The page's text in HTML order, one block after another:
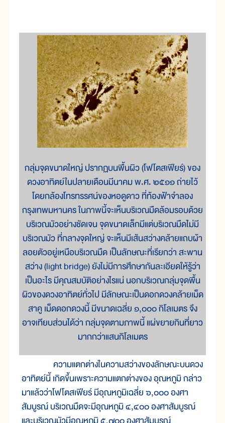
กลุ่มจุดขนาดใหญ่ ปรากฏบนพื้นผิว (โฟโตสเฟียร์) ของ
ดวงอาทิตย์ในปลายเดือนมีนาคม พ.ศ. ๒๕๑๑ ถ่ายไว้
โดยกล้องโทรทรรศน์ของหอดูดาว ที่ท้องฟ้าจำลอง
กรุงเทพมหานคร ในภาพนี้จะเห็นบริเวณมืดล้อมรอบด้วย
บริเวณมัวอย่างชัดเจน จุดขนาดเล็กมีแต่บริเวณมืดไม่มี
บริเวณมัว ที่กลางจุดใหญ่ จะเห็นมีเส้นสว่างคล้ายแถบผ้า
ลอยตัวอยู่เหนือบริเวณมืด เป็นลักษณะที่เรียกว่า สะพาน
สว่าง (light bridge) ยังไม่มีการศึกษากันละเอียดให้รู้ว่า
เป็นอะไร มีคุณสมบัติอย่างไรแน่ นอกบริเวณกลุ่มจุดพื้น
ผิวของดวงอาทิตย์ทั่วไป มีลักษณะเป็นดอกดวงคล้ายเม็ด
สาคู เม็ดดอกดวงนี้ มีขนาดเฉลี่ย ๑,๐๐๐ กิโลเมตร จึง
อาจเทียบส่วนได้ว่า กลุ่มจุดตามภาพนี้ แผ่ขยายกินที่ยาว
มากกว่าแสนกิโลเมตร
ความแตกต่างในความสว่างของลักษณะบนดวง
อาทิตย์นี้ เกิดขึ้นเพราะความแตกต่างของ อุณหภูมิ กล่าว
มาแล้วว่าโฟโตสเฟียร์ มีอุณหภูมิเฉลี่ย ๖,๐๐๐ องศา
สัมบูรณ์ บริเวณมืดจะมีอุณหภูมิ ๔,๔๐๐ องศาสัมบูรณ์